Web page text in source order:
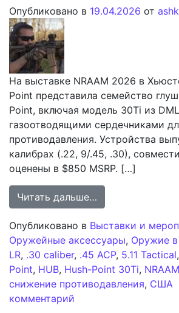
Опубликовано в 19.04.2026 от
На выставке NRAAM 2026 в
Point представила семейство
Point, включая модель 30Ti из
газоотводящими сердечниками
противодавления. Устройства
калибрах (.22, 9/.45, .30),
оценены в $850 MSRP. […]
Читать дальше…
Опубликовано в Выставки и
Оружейные аксессуары, Оружие
LR, .30 caliber, .45 ACP, 5.11 Tactical,
Point, HUB, Hush-Point 30Ti, NRAAM
снижение противодавления, США
комментарий